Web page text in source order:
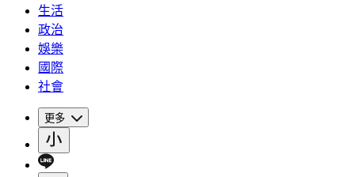
生活
政治
娛樂
國際
社會
更多